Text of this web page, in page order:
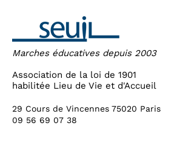
Marches éducatives depuis 2003
Association de la loi de 1901
habilitée Lieu de Vie et d'Accueil
29 Cours de Vincennes 75020 Paris
09 56 69 07 38